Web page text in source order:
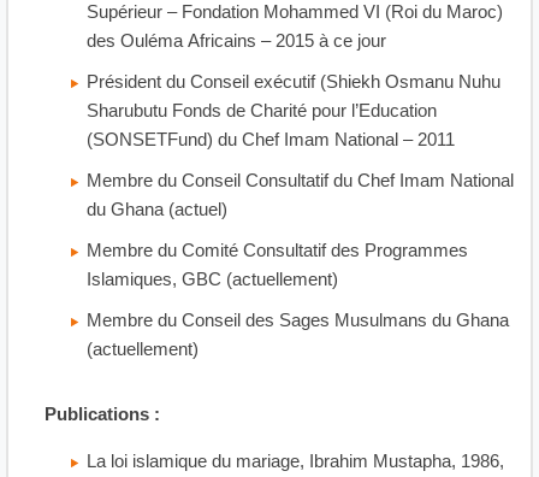
Supérieur – Fondation Mohammed VI (Roi du Maroc)
des Ouléma Africains – 2015 à ce jour
Président du Conseil exécutif (Shiekh Osmanu Nuhu
Sharubutu Fonds de Charité pour l’Education
(SONSETFund) du Chef Imam National – 2011
Membre du Conseil Consultatif du Chef Imam National
du Ghana (actuel)
Membre du Comité Consultatif des Programmes
Islamiques, GBC (actuellement)
Membre du Conseil des Sages Musulmans du Ghana
(actuellement)
Publications :
La loi islamique du mariage, Ibrahim Mustapha, 1986,